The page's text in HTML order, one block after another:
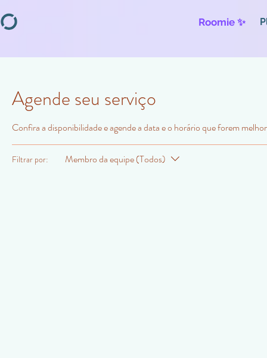
Roomie ✨
Agende seu serviço
Confira a disponibilidade e agende a data e o horário que forem
Filtrar por: Membro da equipe (Todos)